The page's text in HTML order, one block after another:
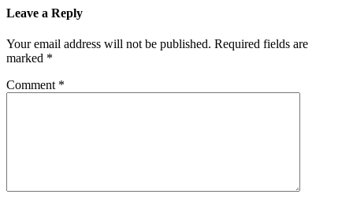
Leave a Reply
Your email address will not be published. Required fields are
marked *
Comment *